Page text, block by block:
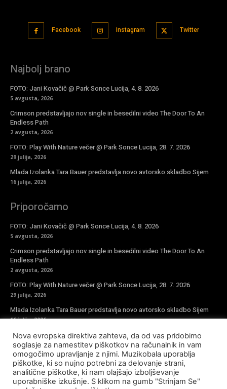
Facebook Instagram Twitter
Najbolj brano
FOTO: Jani Kovačič @ Park Sonce Lucija, 4. 8. 2026
5 avgusta, 2026
Crimson predstavljajo nov single in besedilni video The Door To An
Endless Path
2 avgusta, 2026
FOTO: Play With Nature večer @ Park Sonce Lucija, 28. 7. 2026
29 julija, 2026
Mlada Izolanka Tara Bauer predstavlja novo avtorsko skladbo Sijem
16 julija, 2026
Priporočamo
FOTO: Jani Kovačič @ Park Sonce Lucija, 4. 8. 2026
5 avgusta, 2026
Crimson predstavljajo nov single in besedilni video The Door To An
Endless Path
2 avgusta, 2026
FOTO: Play With Nature večer @ Park Sonce Lucija, 28. 7. 2026
29 julija, 2026
Mlada Izolanka Tara Bauer predstavlja novo avtorsko skladbo Sijem
16 julija, 2026
Vpiši se v novičke
Nova evropska direktiva zahteva, da od vas pridobimo
soglasje za namestitev piškotkov na računalnik in vam
omogočimo upravljanje z njimi. Muzikobala uporablja
piškotke, ki so nujno potrebni za delovanje strani,
analitične piškotke, ki nam olajšajo izboljševanje
uporabniške izkušnje. S klikom na gumb "Strinjam Se"